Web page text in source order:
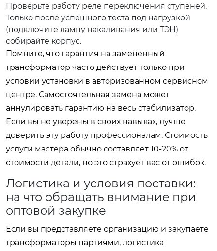
Проверьте работу реле переключения ступеней.
Только после успешного теста под нагрузкой
(подключите лампу накаливания или ТЭН)
собирайте корпус.
Помните, что гарантия на замененный
трансформатор часто действует только при
условии установки в авторизованном сервисном
центре. Самостоятельная замена может
аннулировать гарантию на весь стабилизатор.
Если вы не уверены в своих навыках, лучше
доверить эту работу профессионалам. Стоимость
услуги мастера обычно составляет 10-20% от
стоимости детали, но это страхует вас от ошибок.
Логистика и условия поставки:
на что обращать внимание при
оптовой закупке
Если вы представляете организацию и закупаете
трансформаторы партиями, логистика